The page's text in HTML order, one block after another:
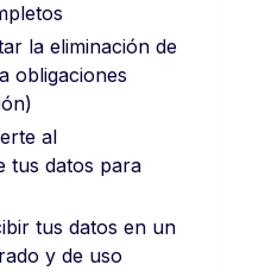
la eliminación de
obligaciones
al
tus datos para
tus datos en un
y de uso